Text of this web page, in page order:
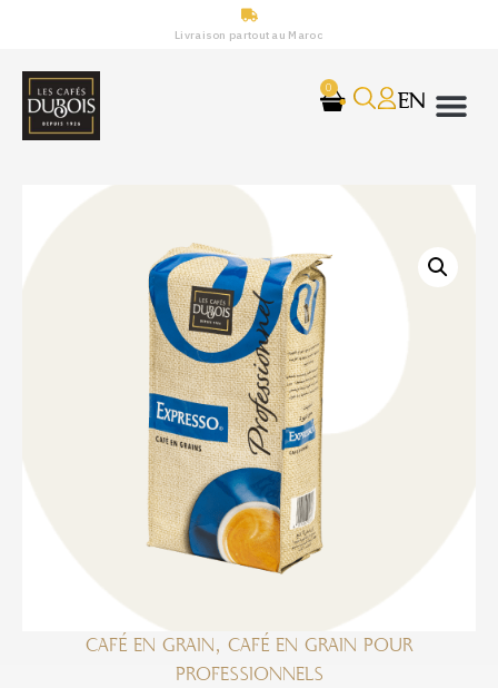
Livraison partout au Maroc
0 EN
CAFÉ EN GRAIN, CAFÉ EN GRAIN POUR
PROFESSIONNELS